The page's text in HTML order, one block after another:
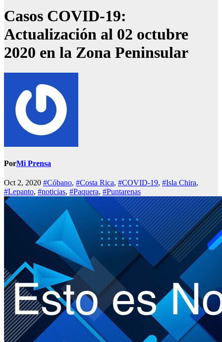
Casos COVID-19:
Actualización al 02 octubre
2020 en la Zona Peninsular
PorMi Prensa
Oct 2, 2020 #Cóbano, #Costa Rica, #COVID-19, #Isla Chira,
#Lepanto, #noticias, #Paquera, #Puntarenas